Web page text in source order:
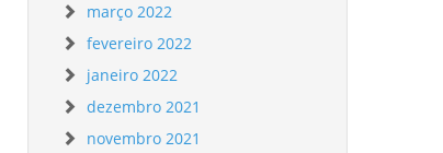
março 2022
fevereiro 2022
janeiro 2022
dezembro 2021
novembro 2021